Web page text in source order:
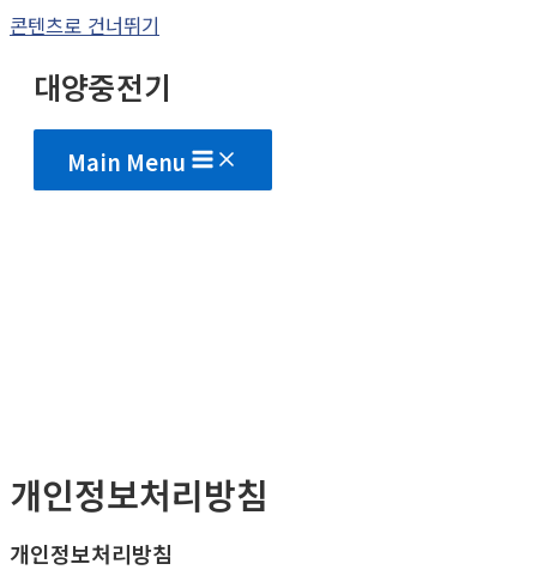
콘텐츠로 건너뛰기
대양중전기
Main Menu
개인정보처리방침
개인정보처리방침